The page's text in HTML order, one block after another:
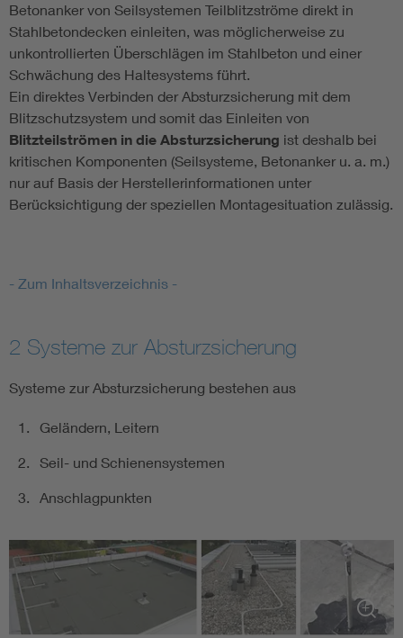
Betonanker von Seilsystemen Teilblitzströme direkt in
Stahlbetondecken einleiten, was möglicherweise zu
unkontrollierten Überschlägen im Stahlbeton und einer
Schwächung des Haltesystems führt.
Ein direktes Verbinden der Absturzsicherung mit dem
Blitzschutzsystem und somit das Einleiten von
Blitzteilströmen in die Absturzsicherung ist deshalb bei
kritischen Komponenten (Seilsysteme, Betonanker u. a. m.)
nur auf Basis der Herstellerinformationen unter
Berücksichtigung der speziellen Montagesituation zulässig.
- Zum Inhaltsverzeichnis -
2 Systeme zur Absturzsicherung
Systeme zur Absturzsicherung bestehen aus
Geländern, Leitern
Seil- und Schienensystemen
Anschlagpunkten